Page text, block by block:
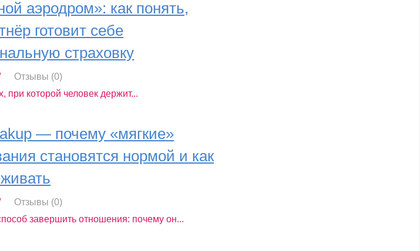
аэродром»: как понять,
готовит себе
страховку
Отзывы (0)
при которой человек держит...
— почему «мягкие»
становятся нормой и как
Отзывы (0)
завершить отношения: почему он...